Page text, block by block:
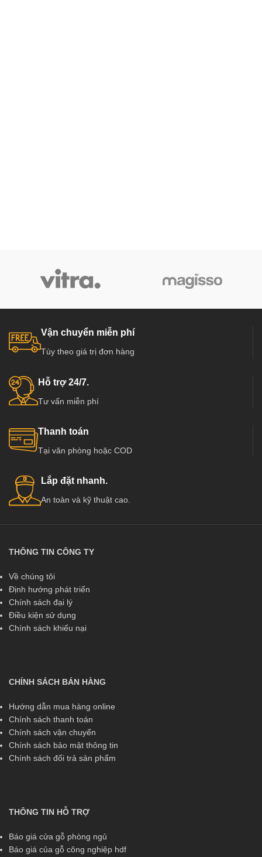
Vận chuyển miễn phí
Tùy theo giá trị đơn hàng
Hỗ trợ 24/7.
Tư vấn miễn phí
Thanh toán
Tại văn phòng hoặc COD
Lắp đặt nhanh.
An toàn và kỹ thuật cao.
THÔNG TIN CÔNG TY
Về chúng tôi
Định hướng phát triển
Chính sách đại lý
Điều kiện sử dụng
Chính sách khiếu nại
CHÍNH SÁCH BÁN HÀNG
Hướng dẫn mua hàng online
Chính sách thanh toán
Chính sách vận chuyển
Chính sách bảo mật thông tin
Chính sách đổi trả sản phẩm
THÔNG TIN HỖ TRỢ
Báo giá cửa gỗ phòng ngủ
Báo giá của gỗ công nghiệp hdf